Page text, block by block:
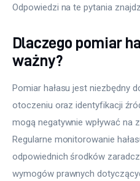
Odpowiedzi na te pytania
Dlaczego pomiar
ważny?
Pomiar hałasu jest niezbędny
otoczeniu oraz identyfikacji
mogą negatywnie wpływać na
Regularne monitorowanie
odpowiednich środków
wymogów prawnych